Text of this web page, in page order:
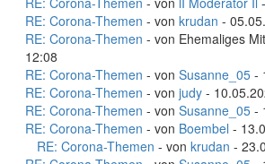
RE: Corona-Themen - von krudan -
RE: Corona-Themen - von Ehemaliges
12:08
RE: Corona-Themen - von Susanne_05 -
RE: Corona-Themen - von judy -
RE: Corona-Themen - von Susanne_05 -
RE: Corona-Themen - von Boembel -
RE: Corona-Themen - von krudan -